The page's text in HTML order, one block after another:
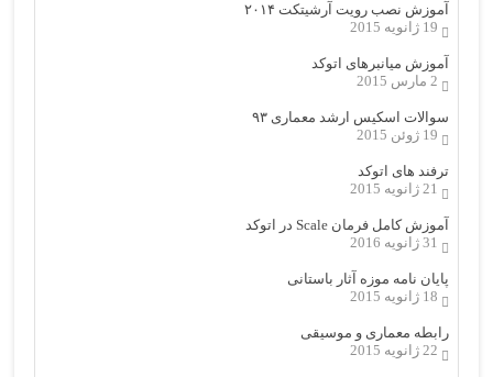
آموزش نصب رویت آرشیتکت ۲۰۱۴
19 ژانویه 2015
آموزش میانبرهای اتوکد
2 مارس 2015
سوالات اسکیس ارشد معماری ۹۳
19 ژوئن 2015
ترفند های اتوکد
21 ژانویه 2015
آموزش کامل فرمان Scale در اتوکد
31 ژانویه 2016
پایان نامه موزه آثار باستانی
18 ژانویه 2015
رابطه معماری و موسیقی
22 ژانویه 2015